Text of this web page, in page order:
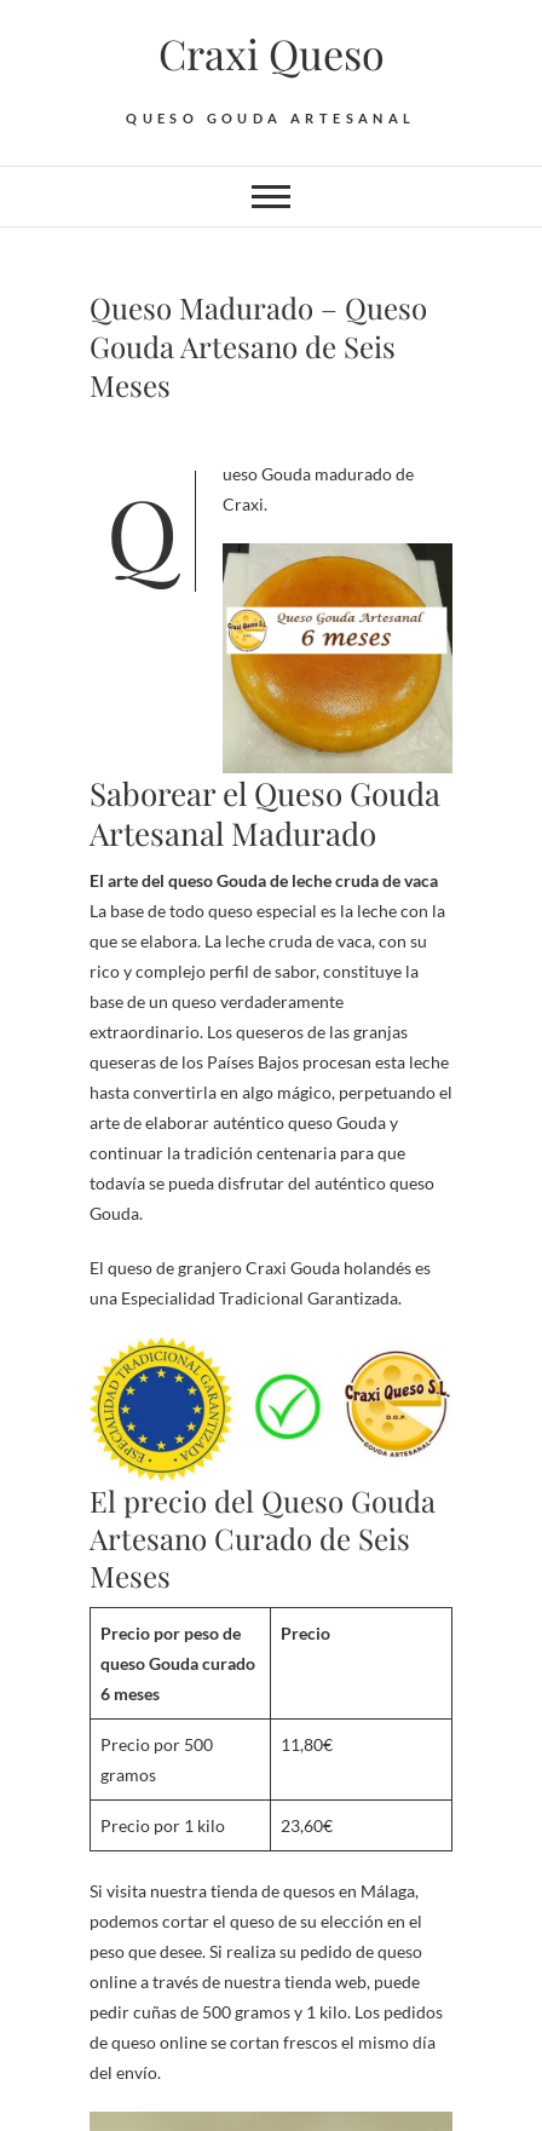
Craxi Queso
QUESO GOUDA ARTESANAL
Queso Madurado – Queso
Gouda Artesano de Seis
Meses
Queso Gouda madurado de Craxi.
Saborear el Queso Gouda
Artesanal Madurado
El arte del queso Gouda de leche cruda de vaca
La base de todo queso especial es la leche con la
que se elabora. La leche cruda de vaca, con su
rico y complejo perfil de sabor, constituye la
base de un queso verdaderamente
extraordinario. Los queseros de las granjas
queseras de los Países Bajos procesan esta leche
hasta convertirla en algo mágico, perpetuando el
arte de elaborar auténtico queso Gouda y
continuar la tradición centenaria para que
todavía se pueda disfrutar del auténtico queso
Gouda.
El queso de granjero Craxi Gouda holandés es
una Especialidad Tradicional Garantizada.
El precio del Queso Gouda
Artesano Curado de Seis
Meses
Precio por peso de
queso Gouda curado
6 meses
Precio
Precio por 500
gramos
11,80€
Precio por 1 kilo 23,60€
Si visita nuestra tienda de quesos en Málaga,
podemos cortar el queso de su elección en el
peso que desee. Si realiza su pedido de queso
online a través de nuestra tienda web, puede
pedir cuñas de 500 gramos y 1 kilo. Los pedidos
de queso online se cortan frescos el mismo día
del envío.